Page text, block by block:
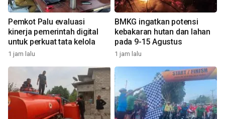
Pemkot Palu evaluasi
kinerja pemerintah digital
untuk perkuat tata kelola
1 jam lalu
BMKG ingatkan potensi
kebakaran hutan dan lahan
pada 9-15 Agustus
1 jam lalu